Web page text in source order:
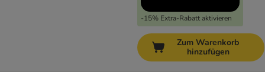
-15% Extra-Rabatt aktivieren
Zum Warenkorb
hinzufügen